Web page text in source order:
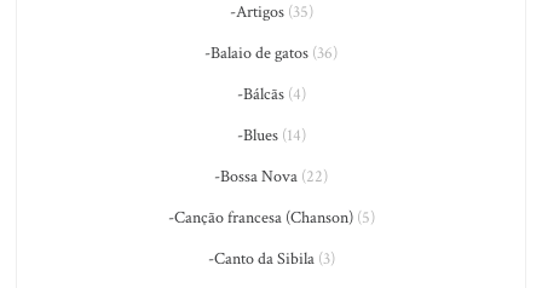
-Artigos(35)
-Balaio de gatos (36)
-Bálcãs(4)
-Blues(14)
-Bossa Nova (22)
-Canção francesa (Chanson)(5)
-Canto da Sibila(3)